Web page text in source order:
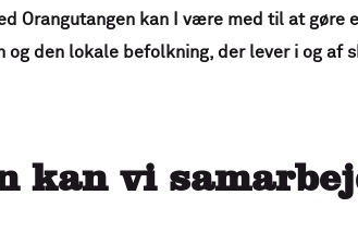
Orangutangen kan I være med til at gøre
og den lokale befolkning,der lever i og af
kan vi